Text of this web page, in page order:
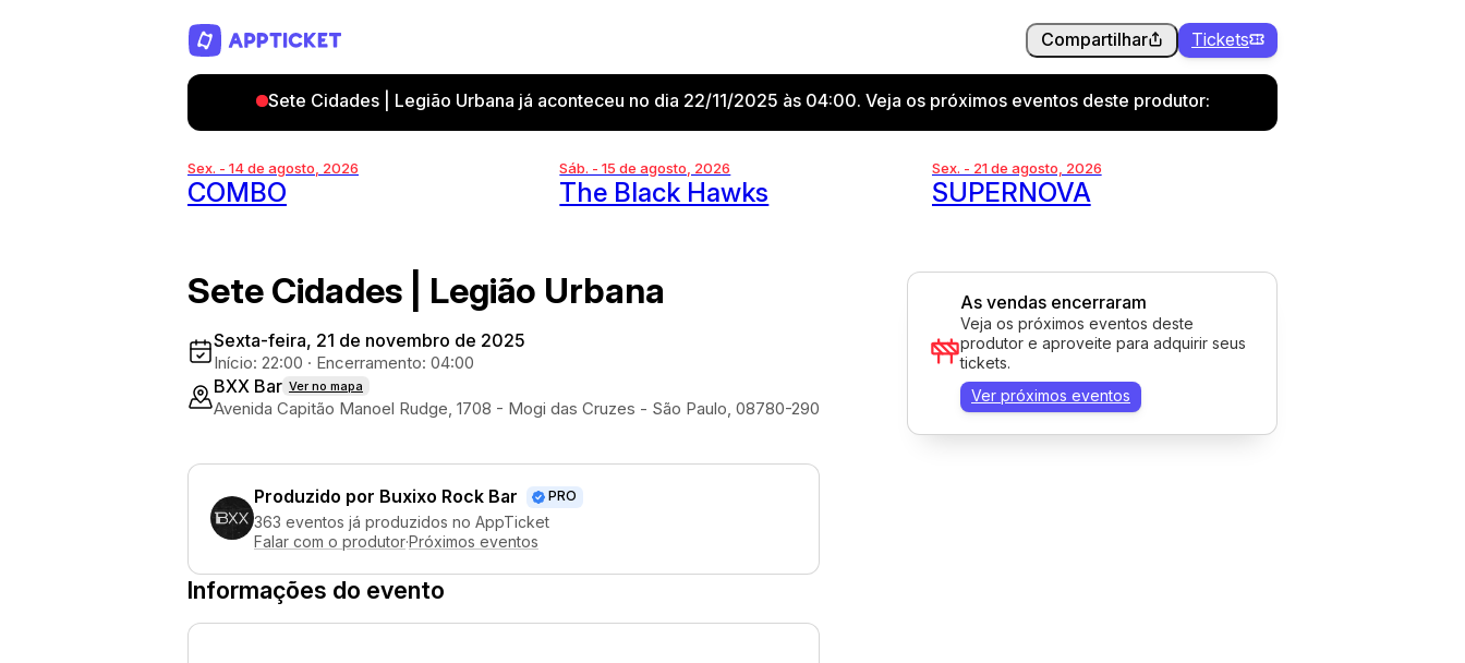
Compartilhar Tickets
Sete Cidades | Legião Urbana já aconteceu no dia 22/11/2025 às 04:00. Veja os próximos eventos deste produtor:
Sex. - 14 de agosto, 2026
COMBO
Sáb. - 15 de agosto, 2026
The Black Hawks
Sex. - 21 de agosto, 2026
SUPERNOVA
Sete Cidades | Legião Urbana
Sexta-feira, 21 de novembro de 2025
Início: 22:00 · Encerramento: 04:00
BXX Bar Ver no mapa
Avenida Capitão Manoel Rudge, 1708 - Mogi das Cruzes - São Paulo, 08780-290
Produzido por Buxixo Rock Bar PRO
363 eventos já produzidos no AppTicket
Falar com o produtor·Próximos eventos
Informações do evento
As vendas encerraram
Veja os próximos eventos deste
produtor e aproveite para adquirir seus
tickets.
Ver próximos eventos